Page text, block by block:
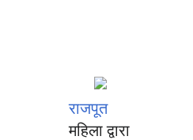
राजपूत
महिला द्वारा